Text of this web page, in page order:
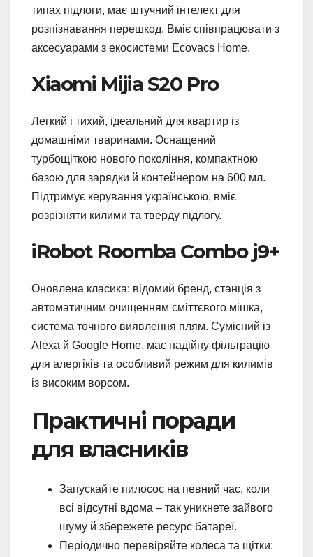
типах підлоги, має штучний інтелект для
розпізнавання перешкод. Вміє співпрацювати з
аксесуарами з екосистеми Ecovacs Home.
Xiaomi Mijia S20 Pro
Легкий і тихий, ідеальний для квартир із
домашніми тваринами. Оснащений
турбощіткою нового покоління, компактною
базою для зарядки й контейнером на 600 мл.
Підтримує керування українською, вміє
розрізняти килими та тверду підлогу.
iRobot Roomba Combo j9+
Оновлена класика: відомий бренд, станція з
автоматичним очищенням сміттєвого мішка,
система точного виявлення плям. Сумісний із
Alexa й Google Home, має надійну фільтрацію
для алергіків та особливий режим для килимів
із високим ворсом.
Практичні поради
для власників
Запускайте пилосос на певний час, коли
всі відсутні вдома – так уникнете зайвого
шуму й збережете ресурс батареї.
Періодично перевіряйте колеса та щітки: